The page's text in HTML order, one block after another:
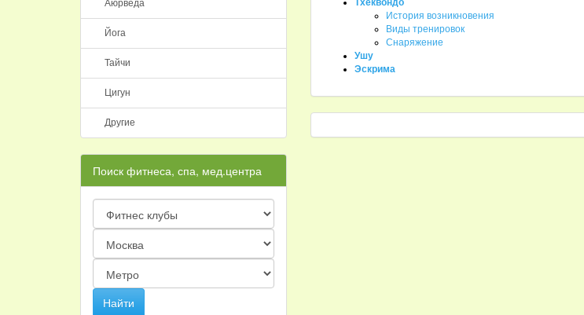
Аюрведа
Йога
Тайчи
Цигун
Другие
Поиск фитнеса, спа, мед.центра
Тхеквондо
История возникновения
Виды тренировок
Снаряжение
Ушу
Эскрима